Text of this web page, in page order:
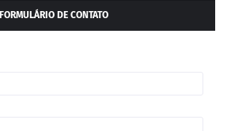
FORMULÁRIO DE CONTATO